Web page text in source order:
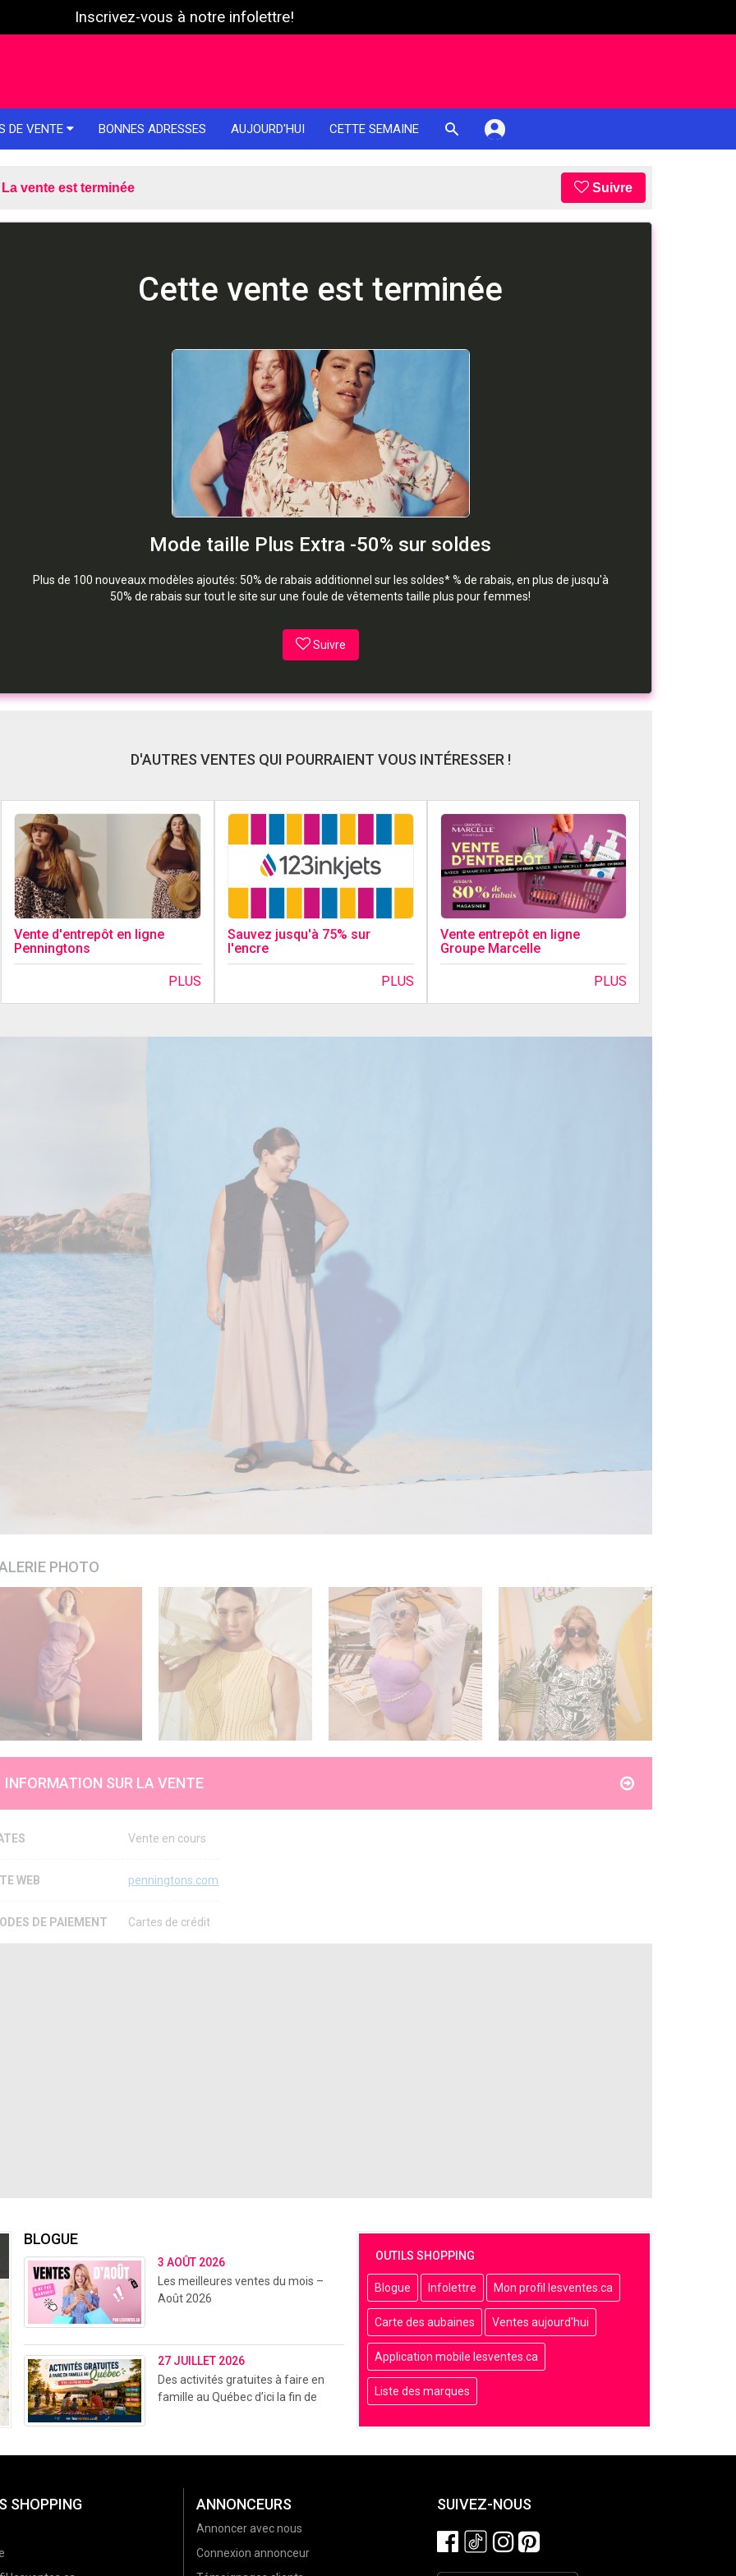
Inscrivez-vous à notre infolettre!
DE VENTE BONNES ADRESSES AUJOURD'HUI CETTE SEMAINE
La vente est terminée Suivre
Cette vente est terminée
Mode taille Plus Extra -50% sur soldes
Plus de 100 nouveaux modèles ajoutés: 50% de rabais additionnel sur les soldes* % de rabais, en plus de jusqu'à
50% de rabais sur tout le site sur une foule de vêtements taille plus pour femmes!
Suivre
D'AUTRES VENTES QUI POURRAIENT VOUS INTÉRESSER !
Vente d'entrepôt en ligne
Penningtons
PLUS
Sauvez jusqu'à 75% sur
l'encre
PLUS
Vente entrepôt en ligne
Groupe Marcelle
PLUS
PHOTO
INFORMATION SUR LA VENTE
Vente en cours
WEB penningtons.com
DE PAIEMENT Cartes de crédit
OUTILS SHOPPING
Blogue Infolettre Mon profil lesventes.ca
Carte des aubaines Ventes aujourd'hui
Application mobile lesventes.ca
Liste des marques
BLOGUE
3 AOÛT 2026
Les meilleures ventes du mois –
Août 2026
27 JUILLET 2026
Des activités gratuites à faire en
famille au Québec d’ici la fin de
SHOPPING ANNONCEURS
Annoncer avec nous
Connexion annonceur
SUIVEZ-NOUS